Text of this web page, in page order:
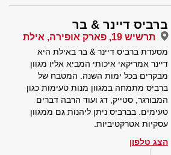
ברביס דיינר & בר
תרשיש 19, פארק אופירה, אילת
מסעדת ברביס דיינר & בר באילת היא
דיינר אמריקאי איכותי המביא אליו מגוון
מבקרים בכל ימות השנה. המטבח של
ברביס מתמחה במגוון מנות טעימות כגון
המבורגר, סטייק, דג ועוד הרבה דברים
טעימים. בברביס ניתן ליהנות גם ממגוון
עסקיות אטרקטיביות.
הצג טלפון